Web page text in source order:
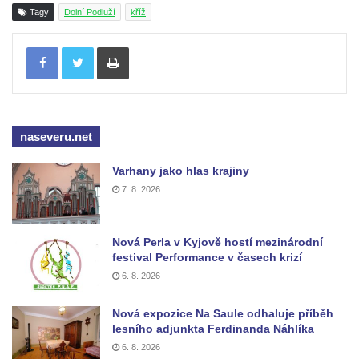
Maazův kříž na Kostelní stezce v
Boží muka na Kostelní stezce v
Mikulášovicích
domy čp. 739 a 758 v Mikulášovicích
Kříž Johannese Herlta poblíž domu čp. 428
v Mikulášovicích
Drascheho kříž na zahradě domu čp. 915 v
Mikulášovicích
Hampelův kříž západně od dolního nádraží
v Mikulášovicích
Tagy Dolní Podluží kříž
Tisknout
naseveru.net
Varhany jako hlas krajiny
7. 8. 2026
Nová Perla v Kyjově hostí mezinárodní
festival Performance v časech krizí
6. 8. 2026
Nová expozice Na Saule odhaluje příběh
lesního adjunkta Ferdinanda Náhlíka
6. 8. 2026